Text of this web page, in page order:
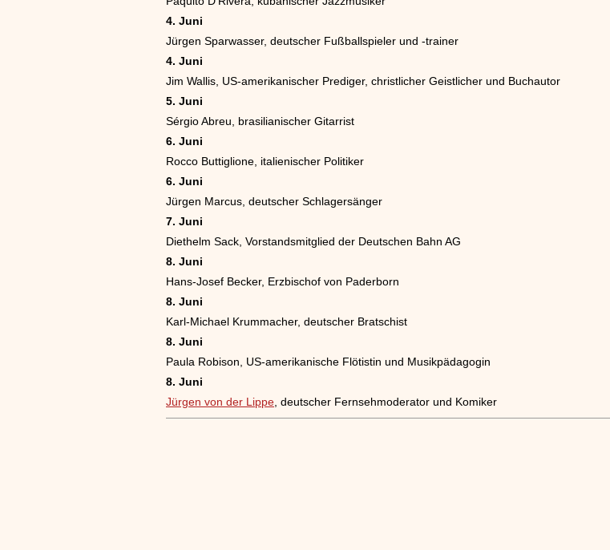
4. Juni
Jürgen Sparwasser, deutscher Fußballspieler und -trainer
4. Juni
Jim Wallis, US-amerikanischer Prediger, christlicher Geistlicher und Buchautor
5. Juni
Sérgio Abreu, brasilianischer Gitarrist
6. Juni
Rocco Buttiglione, italienischer Politiker
6. Juni
Jürgen Marcus, deutscher Schlagersänger
7. Juni
Diethelm Sack, Vorstandsmitglied der Deutschen Bahn AG
8. Juni
Hans-Josef Becker, Erzbischof von Paderborn
8. Juni
Karl-Michael Krummacher, deutscher Bratschist
8. Juni
Paula Robison, US-amerikanische Flötistin und Musikpädagogin
8. Juni
Jürgen von der Lippe , deutscher Fernsehmoderator und Komiker